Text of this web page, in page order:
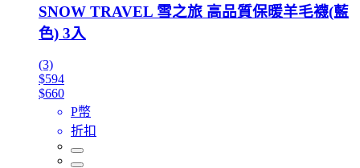
SNOW TRAVEL 雪之旅 高品質保暖羊毛襪(藍
色) 3入
(3)
$594
$660
P幣
折扣